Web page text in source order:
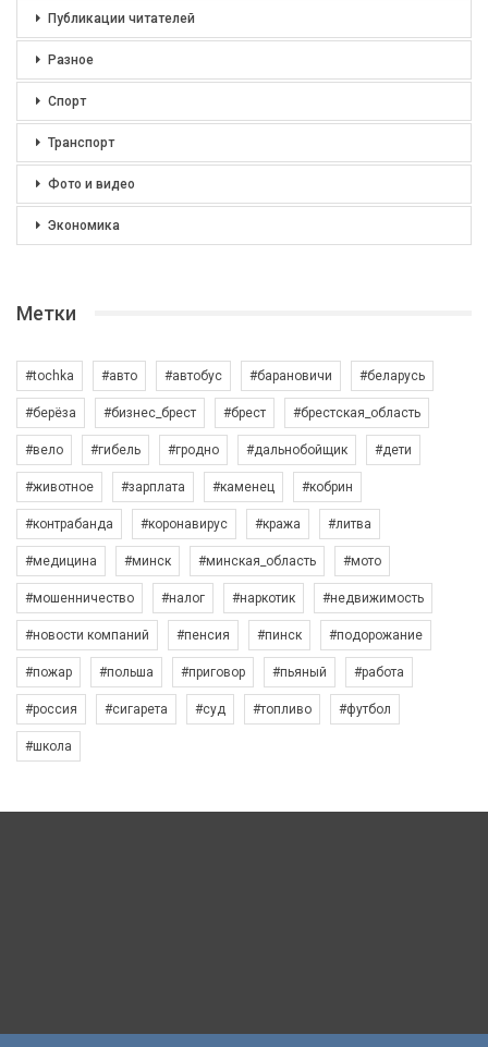
Публикации читателей
Разное
Спорт
Транспорт
Фото и видео
Экономика
Метки
#tochka #авто #автобус #барановичи #беларусь
#берёза #бизнес_брест #брест #брестская_область
#вело #гибель #гродно #дальнобойщик #дети
#животное #зарплата #каменец #кобрин
#контрабанда #коронавирус #кража #литва
#медицина #минск #минская_область #мото
#мошенничество #налог #наркотик #недвижимость
#новости компаний #пенсия #пинск #подорожание
#пожар #польша #приговор #пьяный #работа
#россия #сигарета #суд #топливо #футбол
#школа